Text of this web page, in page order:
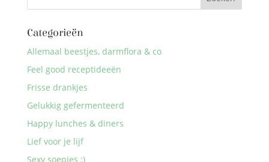
Categorieën
Allemaal beestjes, darmflora & co
Feel good receptideeën
Frisse drankjes
Gelukkig gefermenteerd
Happy lunches & diners
Lief voor je lijf
Sexy soepjes ;)